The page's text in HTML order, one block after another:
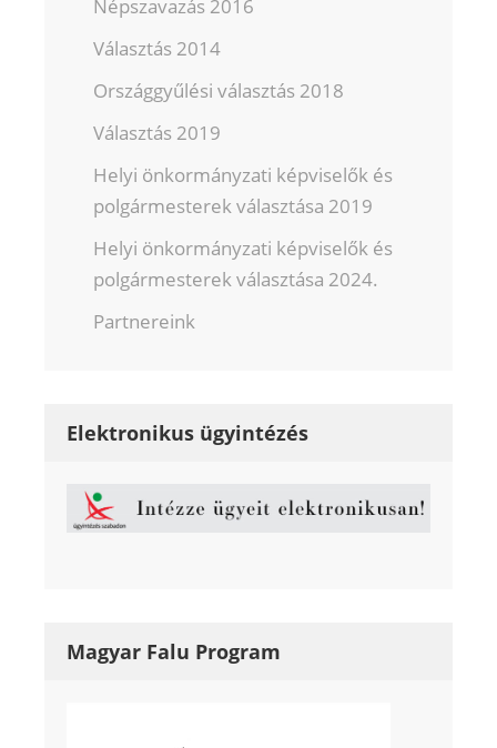
Népszavazás 2016
Választás 2014
Országgyűlési választás 2018
Választás 2019
Helyi önkormányzati képviselők és
polgármesterek választása 2019
Helyi önkormányzati képviselők és
polgármesterek választása 2024.
Partnereink
Elektronikus ügyintézés
Magyar Falu Program